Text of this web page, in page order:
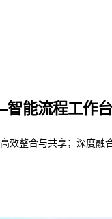
能流程工作台
效整合与共享；深度融